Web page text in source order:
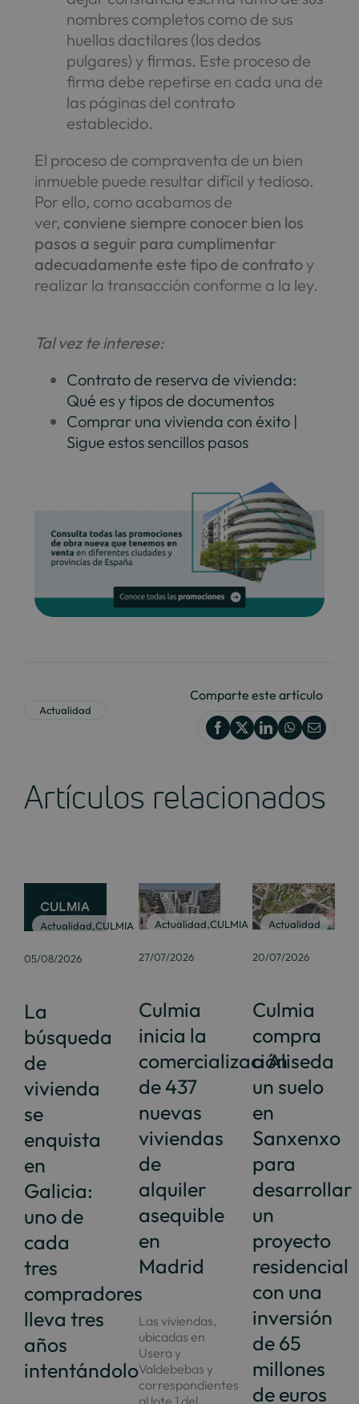
nombres completos como de sus
huellas dactilares (los dedos
pulgares) y firmas. Este proceso de
firma debe repetirse en cada una de
las páginas del contrato
establecido.
El proceso de compraventa de un bien
inmueble puede resultar difícil y tedioso.
Por ello, como acabamos de
ver, conviene siempre conocer bien los
pasos a seguir para cumplimentar
adecuadamente este tipo de contrato y
realizar la transacción conforme a la ley.
Tal vez te interese:
Contrato de reserva de vivienda:
Qué es y tipos de documentos
Comprar una vivienda con éxito |
Sigue estos sencillos pasos
Actualidad
Comparte este artículo
Artículos relacionados
Actualidad,CULMIA
05/08/2026
La
búsqueda
de
vivienda
se
enquista
en
Galicia:
uno de
cada
tres
compradores
lleva tres
años
intentándolo
Actualidad,CULMIA
27/07/2026
Culmia
inicia la
comercialización
de 437
nuevas
viviendas
de
alquiler
asequible
en
Madrid
Las viviendas,
ubicadas en
Usera y
Valdebebas y
correspondientes
al lote 1 del
Actualidad
20/07/2026
Culmia
compra
a Aliseda
un suelo
en
Sanxenxo
para
desarrollar
un
proyecto
residencial
con una
inversión
de 65
millones
de euros